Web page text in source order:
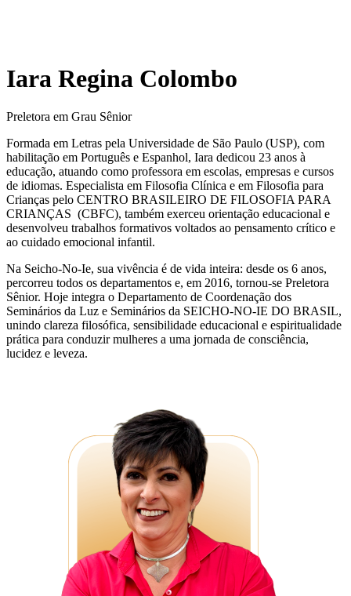
Iara Regina Colombo
Preletora em Grau Sênior
Formada em Letras pela Universidade de São Paulo (USP), com
habilitação em Português e Espanhol, Iara dedicou 23 anos à
educação, atuando como professora em escolas, empresas e cursos
de idiomas. Especialista em Filosofia Clínica e em Filosofia para
Crianças pelo CENTRO BRASILEIRO DE FILOSOFIA PARA
CRIANÇAS (CBFC), também exerceu orientação educacional e
desenvolveu trabalhos formativos voltados ao pensamento crítico e
ao cuidado emocional infantil.
Na Seicho-No-Ie, sua vivência é de vida inteira: desde os 6 anos,
percorreu todos os departamentos e, em 2016, tornou-se Preletora
Sênior. Hoje integra o Departamento de Coordenação dos
Seminários da Luz e Seminários da SEICHO-NO-IE DO BRASIL,
unindo clareza filosófica, sensibilidade educacional e espiritualidade
prática para conduzir mulheres a uma jornada de consciência,
lucidez e leveza.